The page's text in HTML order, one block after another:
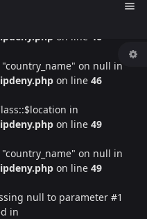
in
on line 46
on null in
on line 46
in
on line 49
on null in
on line 49
null to parameter #1
in
menu